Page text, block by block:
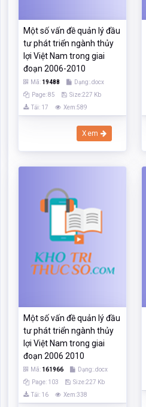
Một số vấn đề quản lý đầu
tư phát triển ngành thủy
lợi Việt Nam trong giai
đoạn 2006-2010
Mã: 19488
Dạng:.docx
Page: 85
Size:227 Kb
Tải: 17
Xem:589
Xem
Một số vấn đề quản lý đầu
tư phát triển ngành thủy
lợi Việt Nam trong giai
đoạn 2006 2010
Mã: 161966
Dạng:.docx
Page: 103
Size:227 Kb
Tải: 16
Xem:338